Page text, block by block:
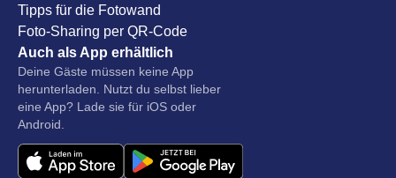
Tipps für die Fotowand
Foto-Sharing per QR-Code
Auch als App erhältlich
Deine Gäste müssen keine App
herunterladen. Nutzt du selbst lieber
eine App? Lade sie für iOS oder
Android.